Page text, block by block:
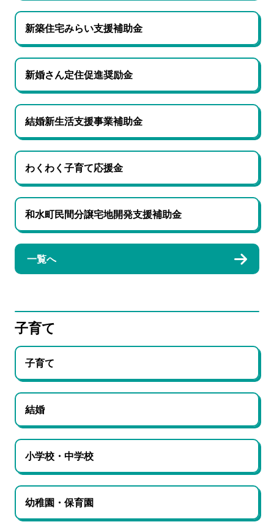
新築住宅みらい支援補助金
新婚さん定住促進奨励金
結婚新生活支援事業補助金
わくわく子育て応援金
和水町民間分譲宅地開発支援補助金
一覧へ
子育て
子育て
結婚
小学校・中学校
幼稚園・保育園